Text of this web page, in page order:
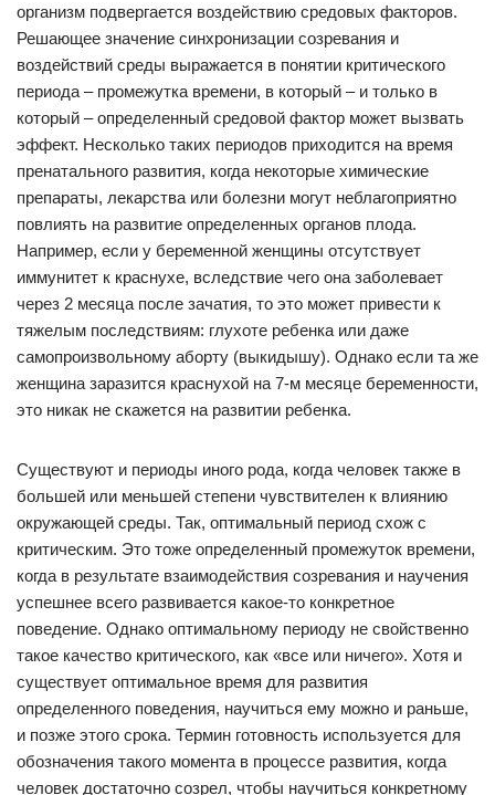
организм подвергается воздействию средовых факторов.
Решающее значение синхронизации созревания и
воздействий среды выражается в понятии критического
периода – промежутка времени, в который – и только в
который – определенный средовой фактор может вызвать
эффект. Несколько таких периодов приходится на время
пренатального развития, когда некоторые химические
препараты, лекарства или болезни могут неблагоприятно
повлиять на развитие определенных органов плода.
Например, если у беременной женщины отсутствует
иммунитет к краснухе, вследствие чего она заболевает
через 2 месяца после зачатия, то это может привести к
тяжелым последствиям: глухоте ребенка или даже
самопроизвольному аборту (выкидышу). Однако если та же
женщина заразится краснухой на 7-м месяце беременности,
это никак не скажется на развитии ребенка.
Существуют и периоды иного рода, когда человек также в
большей или меньшей степени чувствителен к влиянию
окружающей среды. Так, оптимальный период схож с
критическим. Это тоже определенный промежуток времени,
когда в результате взаимодействия созревания и научения
успешнее всего развивается какое-то конкретное
поведение. Однако оптимальному периоду не свойственно
такое качество критического, как «все или ничего». Хотя и
существует оптимальное время для развития
определенного поведения, научиться ему можно и раньше,
и позже этого срока. Термин готовность используется для
обозначения такого момента в процессе развития, когда
человек достаточно созрел, чтобы научиться конкретному